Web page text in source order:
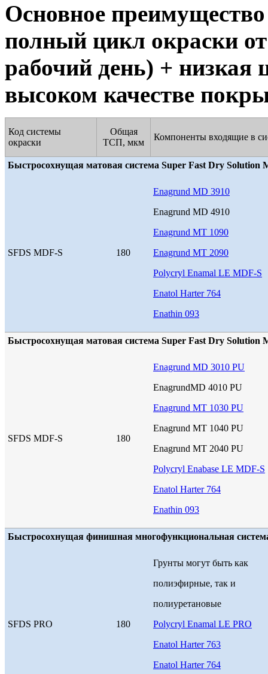
Основное
полный цикл окраски
рабочий день) + низкая
высоком качестве
Код системы
окраски
Общая
ТСП, мкм
Компоненты входящие в
Быстросохнущая матовая система Super Fast Dry Solution
SFDS MDF-S 180
Enagrund MD 3910
Enagrund MD 4910
Enagrund MT 1090
Enagrund MT 2090
Polycryl Enamal LE MDF-S
Enatol Harter 764
Enathin 093
Быстросохнущая матовая система Super Fast Dry Solution
SFDS MDF-S 180
Enagrund MD 3010 PU
EnagrundMD 4010 PU
Enagrund MT 1030 PU
Enagrund MT 1040 PU
Enagrund MT 2040 PU
Polycryl Enabase LE MDF-S
Enatol Harter 764
Enathin 093
Быстросохнущая финишная многофункциональная
SFDS PRO 180
Грунты могут быть как
полиэфирные, так и
полиуретановые
Polycryl Enamal LE PRO
Enatol Harter 763
Enatol Harter 764